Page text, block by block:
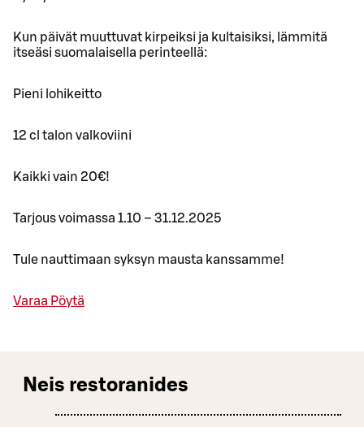
Kun päivät muuttuvat kirpeiksi ja kultaisiksi, lämmitä
itseäsi suomalaisella perinteellä:
Pieni lohikeitto
12 cl talon valkoviini
Kaikki vain 20€!
Tarjous voimassa 1.10 – 31.12.2025
Tule nauttimaan syksyn mausta kanssamme!
Varaa Pöytä
Neis restoranides